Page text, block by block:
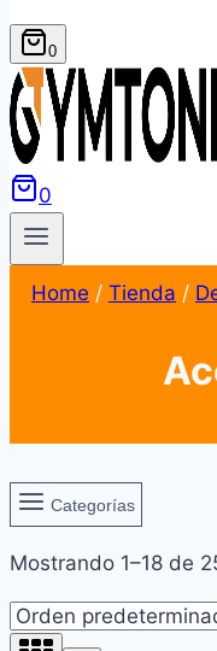
0
0
Home / Tienda /
Categorías
Mostrando 1–18 de